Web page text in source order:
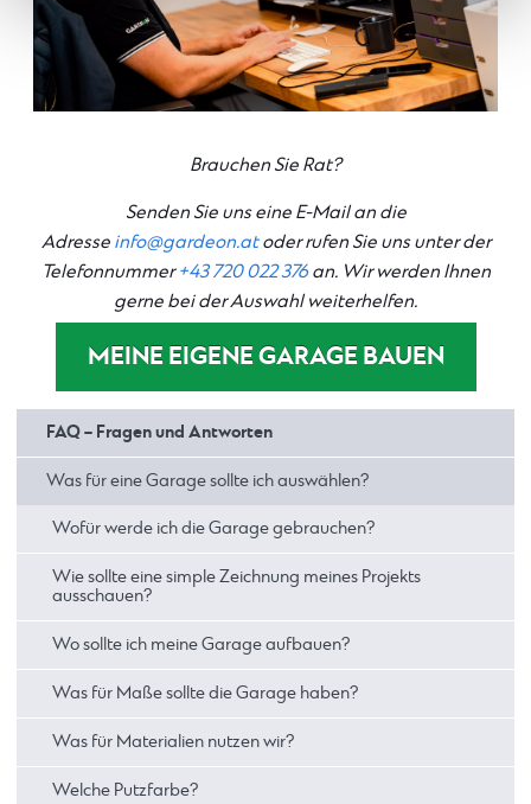
Brauchen Sie Rat?
Senden Sie uns eine E-Mail an die
Adresse info@gardeon.atoder rufen Sie uns unter der
Telefonnummer+43 720 022 376an. Wir werden Ihnen
gerne bei der Auswahl weiterhelfen.
MEINE EIGENE GARAGE BAUEN
FAQ – Fragen und Antworten
Was für eine Garage sollte ich auswählen?
Wofür werde ich die Garage gebrauchen?
Wie sollte eine simple Zeichnung meines Projekts
ausschauen?
Wo sollte ich meine Garage aufbauen?
Was für Maße sollte die Garage haben?
Was für Materialien nutzen wir?
Welche Putzfarbe?